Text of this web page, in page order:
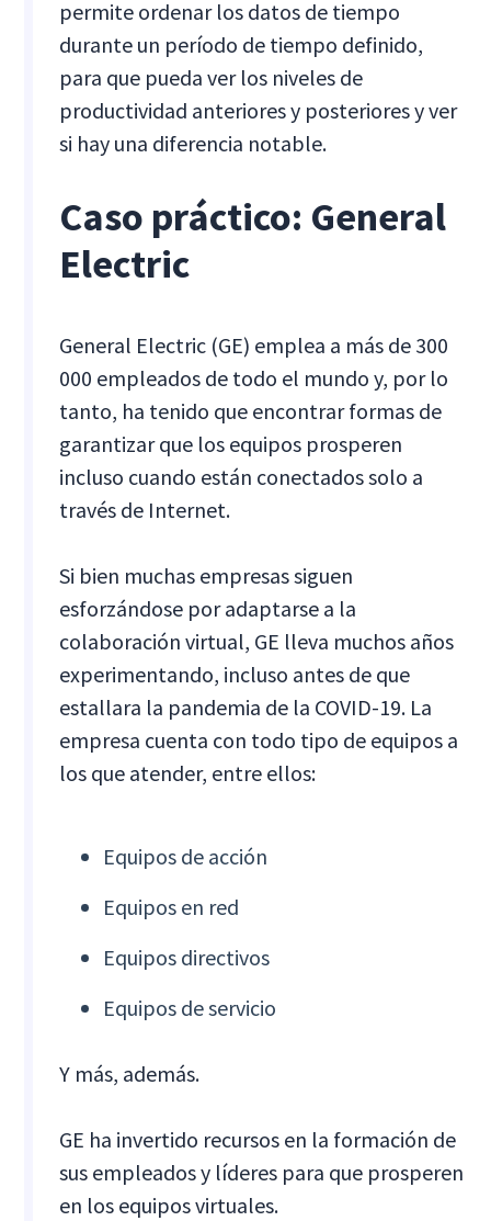
permite ordenar los datos de tiempo
durante un período de tiempo definido,
para que pueda ver los niveles de
productividad anteriores y posteriores y ver
si hay una diferencia notable.
Caso práctico: General
Electric
General Electric (GE) emplea a más de 300
000 empleados de todo el mundo y, por lo
tanto, ha tenido que encontrar formas de
garantizar que los equipos prosperen
incluso cuando están conectados solo a
través de Internet.
Si bien muchas empresas siguen
esforzándose por adaptarse a la
colaboración virtual, GE lleva muchos años
experimentando, incluso antes de que
estallara la pandemia de la COVID-19. La
empresa cuenta con todo tipo de equipos a
los que atender, entre ellos:
Equipos de acción
Equipos en red
Equipos directivos
Equipos de servicio
Y más, además.
GE ha invertido recursos en la formación de
sus empleados y líderes para que prosperen
en los equipos virtuales.